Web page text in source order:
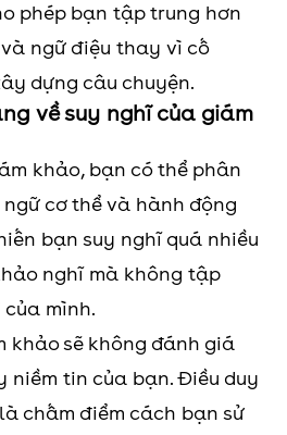
phép bạn tập trung hơn
ngữ điệu thay vì cố
dựng câu chuyện.
về suy nghĩ của giám
khảo, bạn có thể phân
cơ thể và hành động
bạn suy nghĩ quá nhiều
nghĩ mà không tập
mình.
khảo sẽ không đánh giá
niềm tin của bạn. Điều duy
chấm điểm cách bạn sử